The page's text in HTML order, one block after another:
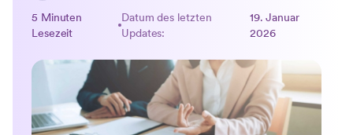
5 Minuten
Lesezeit
Datum des letzten
Updates:
19. Januar
2026